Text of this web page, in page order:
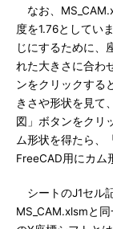
なお、
度を1.76としてい
じにするために、
れた大きさに合わ
ンをクリックする
きさや形状を見て
図」ボタンをクリ
ム形状を得たら、
FreeCAD用にカム
シートのJ1セル
MS_CAM.xlsmと